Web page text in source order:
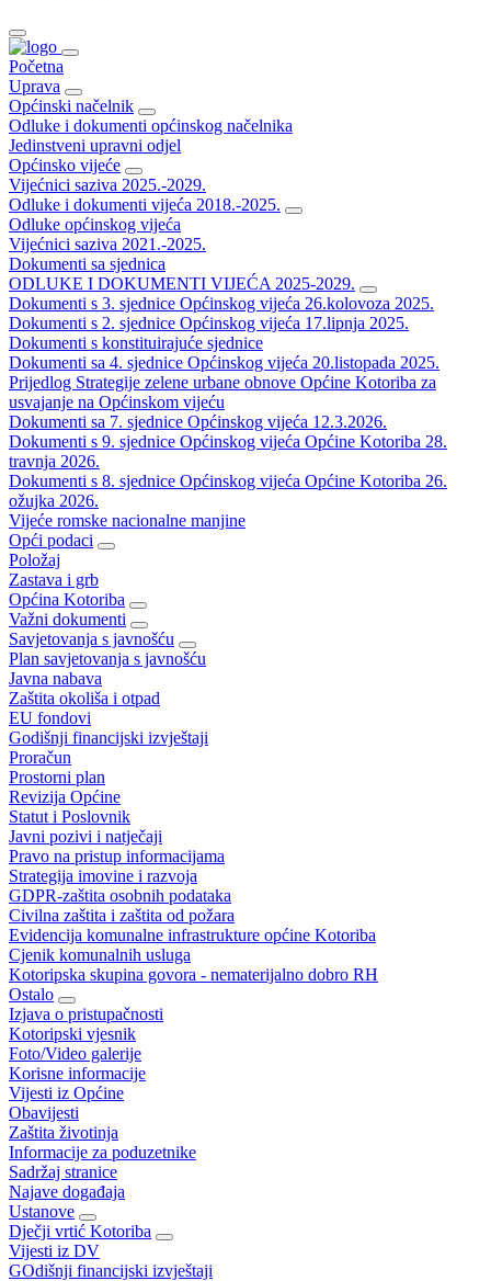
Početna
Uprava
Općinski načelnik
Odluke i dokumenti općinskog načelnika
Jedinstveni upravni odjel
Općinsko vijeće
Vijećnici saziva 2025.-2029.
Odluke i dokumenti vijeća 2018.-2025.
Odluke općinskog vijeća
Vijećnici saziva 2021.-2025.
Dokumenti sa sjednica
ODLUKE I DOKUMENTI VIJEĆA 2025-2029.
Dokumenti s 3. sjednice Općinskog vijeća 26.kolovoza 2025.
Dokumenti s 2. sjednice Općinskog vijeća 17.lipnja 2025.
Dokumenti s konstituirajuće sjednice
Dokumenti sa 4. sjednice Općinskog vijeća 20.listopada 2025.
Prijedlog Strategije zelene urbane obnove Općine Kotoriba za
usvajanje na Općinskom vijeću
Dokumenti sa 7. sjednice Općinskog vijeća 12.3.2026.
Dokumenti s 9. sjednice Općinskog vijeća Općine Kotoriba 28.
travnja 2026.
Dokumenti s 8. sjednice Općinskog vijeća Općine Kotoriba 26.
ožujka 2026.
Vijeće romske nacionalne manjine
Opći podaci
Položaj
Zastava i grb
Općina Kotoriba
Važni dokumenti
Savjetovanja s javnošću
Plan savjetovanja s javnošću
Javna nabava
Zaštita okoliša i otpad
EU fondovi
Godišnji financijski izvještaji
Proračun
Prostorni plan
Revizija Općine
Statut i Poslovnik
Javni pozivi i natječaji
Pravo na pristup informacijama
Strategija imovine i razvoja
GDPR-zaštita osobnih podataka
Civilna zaštita i zaštita od požara
Evidencija komunalne infrastrukture općine Kotoriba
Cjenik komunalnih usluga
Kotoripska skupina govora - nematerijalno dobro RH
Ostalo
Izjava o pristupačnosti
Kotoripski vjesnik
Foto/Video galerije
Korisne informacije
Vijesti iz Općine
Obavijesti
Zaštita životinja
Informacije za poduzetnike
Sadržaj stranice
Najave događaja
Ustanove
Dječji vrtić Kotoriba
Vijesti iz DV
GOdišnji financijski izvještaji